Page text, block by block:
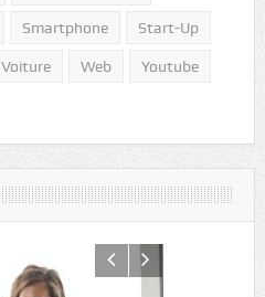
Smartphone Start-Up
Voiture Web Youtube